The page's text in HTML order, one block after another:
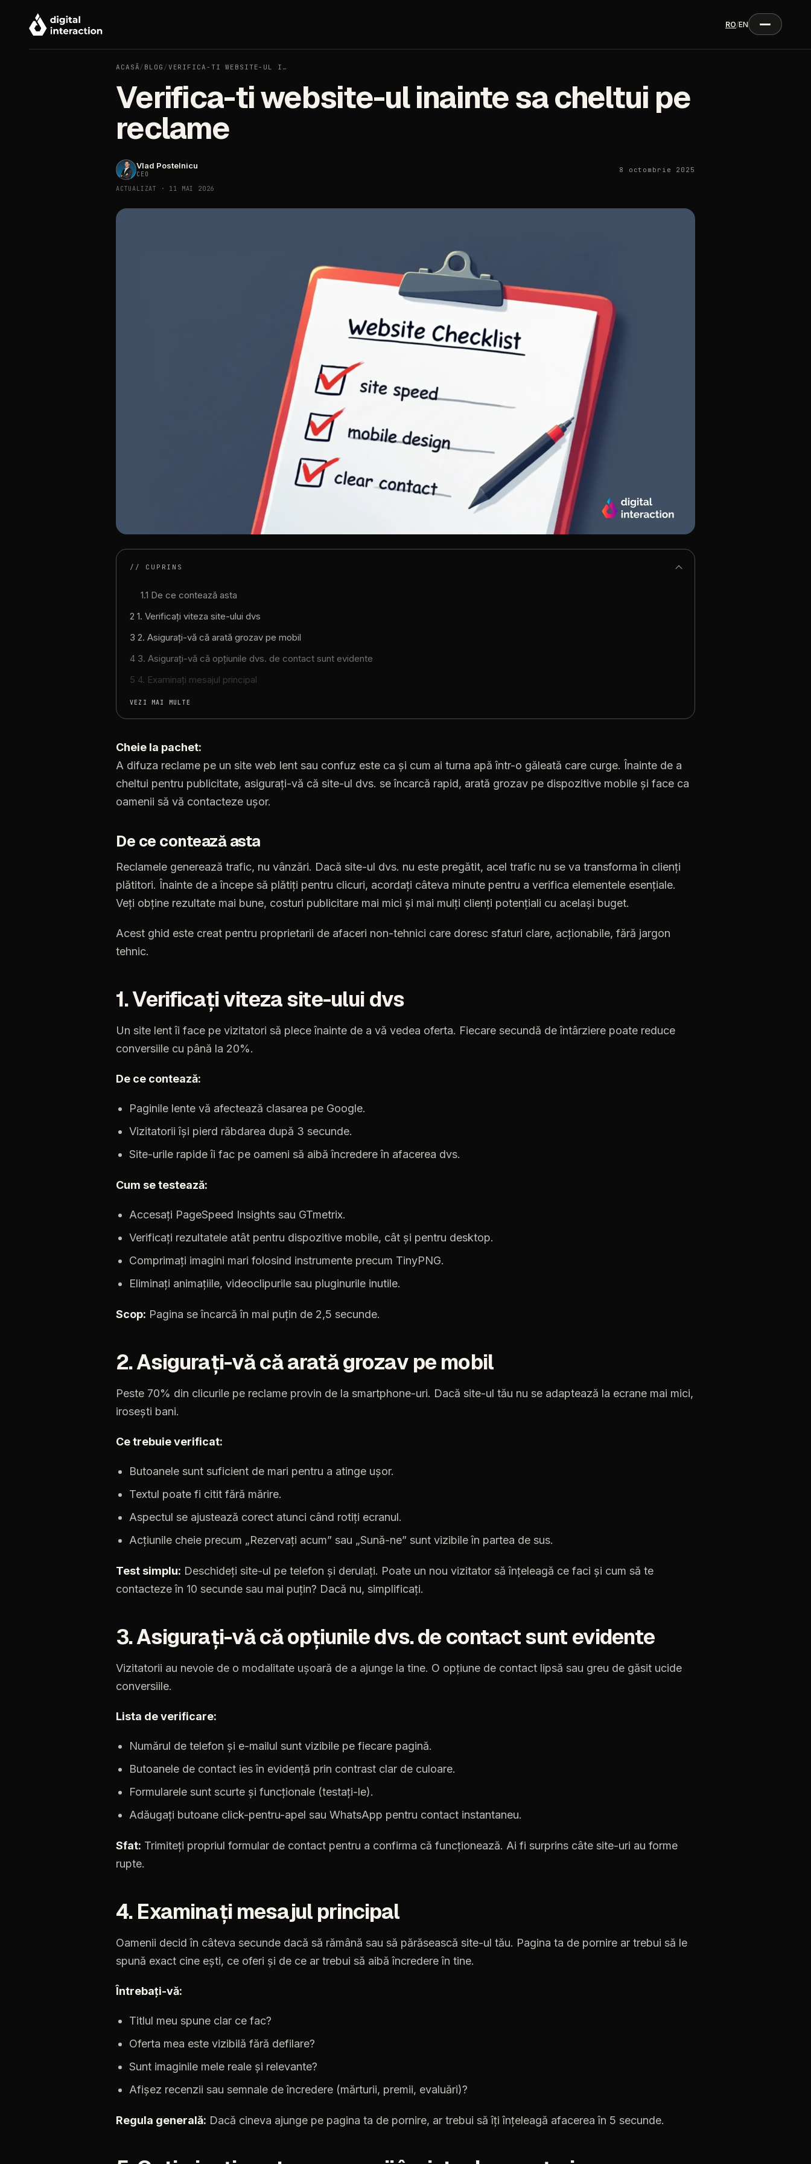
RO/EN
ACASĂ / BLOG /VERIFICA-TI WEBSITE-UL I…
Verifica-ti website-ul inainte sa cheltui pe
reclame
Vlad Postelnicu
CEO
8 octombrie 2025
ACTUALIZAT · 11 MAI 2026
// CUPRINS
1.1 De ce contează asta
2 1. Verificați viteza site-ului dvs
3 2. Asigurați-vă că arată grozav pe mobil
4 3. Asigurați-vă că opțiunile dvs. de contact sunt evidente
5 4. Examinați mesajul principal
VEZI MAI MULTE
Cheie la pachet:
A difuza reclame pe un site web lent sau confuz este ca și cum ai turna apă într-o găleată care curge. Înainte de a
cheltui pentru publicitate, asigurați-vă că site-ul dvs. se încarcă rapid, arată grozav pe dispozitive mobile și face ca
oamenii să vă contacteze ușor.
De ce contează asta
Reclamele generează trafic, nu vânzări. Dacă site-ul dvs. nu este pregătit, acel trafic nu se va transforma în clienți
plătitori. Înainte de a începe să plătiți pentru clicuri, acordați câteva minute pentru a verifica elementele esențiale.
Veți obține rezultate mai bune, costuri publicitare mai mici și mai mulți clienți potențiali cu același buget.
Acest ghid este creat pentru proprietarii de afaceri non-tehnici care doresc sfaturi clare, acționabile, fără jargon
tehnic.
1.Verificațivitezasite-ului dvs
Un site lent îi face pe vizitatori să plece înainte de a vă vedea oferta. Fiecare secundă de întârziere poate reduce
conversiile cu până la 20%.
De ce contează:
Paginile lente vă afectează clasarea pe Google.
Vizitatorii își pierd răbdarea după 3 secunde.
Site-urile rapide îi fac pe oameni să aibă încredere în afacerea dvs.
Cum setestează:
Accesați PageSpeed Insights sau GTmetrix.
Verificați rezultatele atât pentru dispozitive mobile, cât și pentru desktop.
Comprimați imagini mari folosind instrumente precum TinyPNG.
Eliminați animațiile, videoclipurile sau pluginurile inutile.
Scop: Pagina se încarcă în mai puțin de 2,5 secunde.
2.Asigurați-văcăaratăgrozav pe mobil
Peste 70% din clicurile pe reclame provin de la smartphone-uri. Dacă site-ul tău nu se adaptează la ecrane mai mici,
irosești bani.
Cetrebuieverificat:
Butoanele sunt suficient de mari pentru a atinge ușor.
Textul poate fi citit fără mărire.
Aspectul se ajustează corect atunci când rotiți ecranul.
Acțiunile cheie precum „Rezervați acum” sau „Sună-ne” sunt vizibile în partea de sus.
Test simplu: Deschideți site-ul pe telefon și derulați. Poate un nou vizitator să înțeleagă ce faci și cum să te
contacteze în 10 secunde sau mai puțin? Dacă nu, simplificați.
3.Asigurați-văcăopțiuniledvs.de contactsunt evidente
Vizitatorii au nevoie de o modalitate ușoară de a ajunge la tine. O opțiune de contact lipsă sau greu de găsit ucide
conversiile.
Lista deverificare:
Numărul de telefon și e-mailul sunt vizibile pe fiecare pagină.
Butoanele de contact ies în evidență prin contrast clar de culoare.
Formularele sunt scurte și funcționale (testați-le).
Adăugați butoane click-pentru-apel sau WhatsApp pentru contact instantaneu.
Sfat: Trimiteți propriul formular de contact pentru a confirma că funcționează. Ai fi surprins câte site-uri au forme
rupte.
4. Examinați mesajul principal
Oamenii decid în câteva secunde dacă să rămână sau să părăsească site-ul tău. Pagina ta de pornire ar trebui să le
spună exact cine ești, ce oferi și de ce ar trebui să aibă încredere în tine.
Întrebați-vă:
Titlul meu spune clar ce fac?
Oferta mea este vizibilă fără defilare?
Sunt imaginile mele reale și relevante?
Afișez recenzii sau semnale de încredere (mărturii, premii, evaluări)?
Regula generală: Dacă cineva ajunge pe pagina ta de pornire, ar trebui să îți înțeleagă afacerea în 5 secunde.